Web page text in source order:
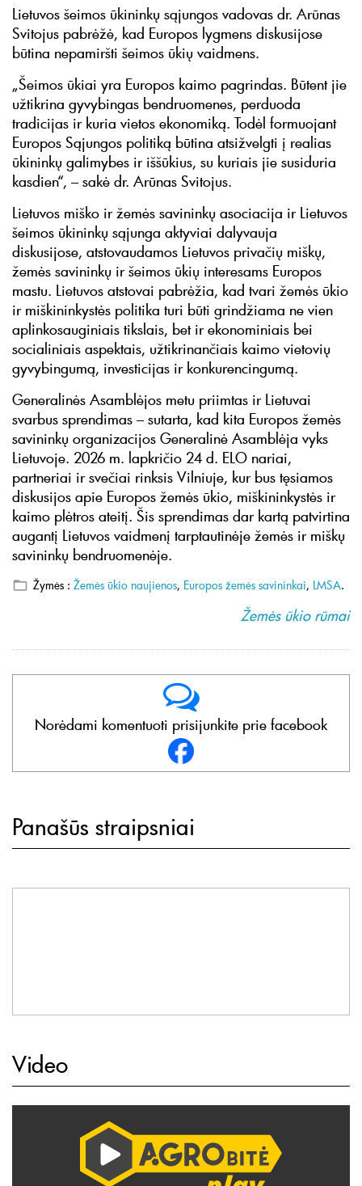
Lietuvos šeimos ūkininkų sąjungos vadovas dr. Arūnas
Svitojus pabrėžė, kad Europos lygmens diskusijose
būtina nepamiršti šeimos ūkių vaidmens.
„Šeimos ūkiai yra Europos kaimo pagrindas. Būtent jie
užtikrina gyvybingas bendruomenes, perduoda
tradicijas ir kuria vietos ekonomiką. Todėl formuojant
Europos Sąjungos politiką būtina atsižvelgti į realias
ūkininkų galimybes ir iššūkius, su kuriais jie susiduria
kasdien“, – sakė dr. Arūnas Svitojus.
Lietuvos miško ir žemės savininkų asociacija ir Lietuvos
šeimos ūkininkų sąjunga aktyviai dalyvauja
diskusijose, atstovaudamos Lietuvos privačių miškų,
žemės savininkų ir šeimos ūkių interesams Europos
mastu. Lietuvos atstovai pabrėžia, kad tvari žemės ūkio
ir miškininkystės politika turi būti grindžiama ne vien
aplinkosauginiais tikslais, bet ir ekonominiais bei
socialiniais aspektais, užtikrinančiais kaimo vietovių
gyvybingumą, investicijas ir konkurencingumą.
Generalinės Asamblėjos metu priimtas ir Lietuvai
svarbus sprendimas – sutarta, kad kita Europos žemės
savininkų organizacijos Generalinė Asamblėja vyks
Lietuvoje. 2026 m. lapkričio 24 d. ELO nariai,
partneriai ir svečiai rinksis Vilniuje, kur bus tęsiamos
diskusijos apie Europos žemės ūkio, miškininkystės ir
kaimo plėtros ateitį. Šis sprendimas dar kartą patvirtina
augantį Lietuvos vaidmenį tarptautinėje žemės ir miškų
savininkų bendruomenėje.
Žymės : Žemės ūkio naujienos, Europos žemės savininkai, LMSA.
Žemės ūkio rūmai
Norėdami komentuoti prisijunkite prie facebook
Panašūs straipsniai
Video